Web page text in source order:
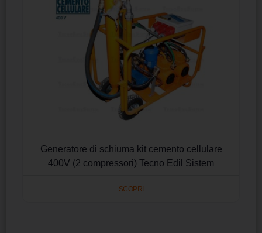
Generatore di schiuma kit cemento cellulare
400V (2 compressori) Tecno Edil Sistem
SCOPRI